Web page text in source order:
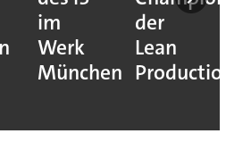
im
Werk
München
der
Lean